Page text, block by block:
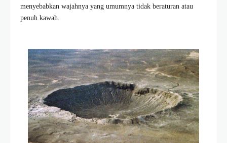
menyebabkan wajahnya yang umumnya tidak beraturan atau
penuh kawah.